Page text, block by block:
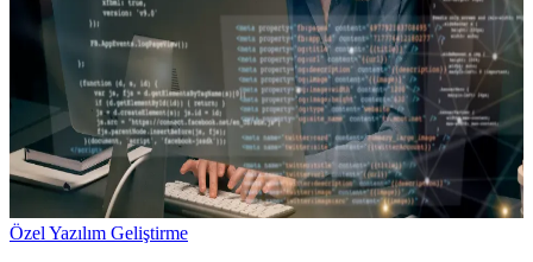
Özel Yazılım Geliştirme